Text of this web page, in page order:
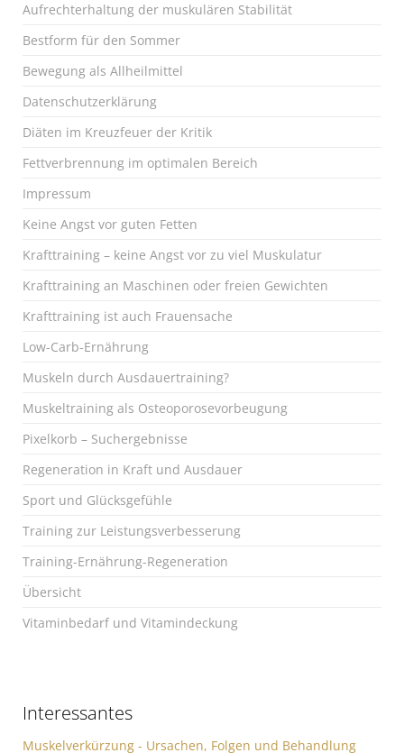
Aufrechterhaltung der muskulären Stabilität
Bestform für den Sommer
Bewegung als Allheilmittel
Datenschutzerklärung
Diäten im Kreuzfeuer der Kritik
Fettverbrennung im optimalen Bereich
Impressum
Keine Angst vor guten Fetten
Krafttraining – keine Angst vor zu viel Muskulatur
Krafttraining an Maschinen oder freien Gewichten
Krafttraining ist auch Frauensache
Low-Carb-Ernährung
Muskeln durch Ausdauertraining?
Muskeltraining als Osteoporosevorbeugung
Pixelkorb – Suchergebnisse
Regeneration in Kraft und Ausdauer
Sport und Glücksgefühle
Training zur Leistungsverbesserung
Training-Ernährung-Regeneration
Übersicht
Vitaminbedarf und Vitamindeckung
Interessantes
Muskelverkürzung - Ursachen, Folgen und Behandlung